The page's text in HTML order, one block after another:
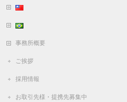
事務所概要
ご挨拶
採用情報
お取引先様・提携先募集中